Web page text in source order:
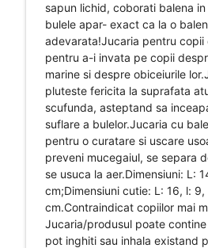
sapun lichid, coborati balena
bulele apar- exact ca la o
adevarata!Jucaria pentru copii
pentru a-i invata pe copii
marine si despre obiceiurile
pluteste fericita la suprafata
scufunda, asteptand sa
suflare a bulelor.Jucaria cu
pentru o curatare si uscare
preveni mucegaiul, se separa
se usuca la aer.Dimensiuni: L:
cm;Dimensiuni cutie: L: 16, l: 9,
cm.Contraindicat copiilor mai
Jucaria/produsul poate
pot inghiti sau inhala existand